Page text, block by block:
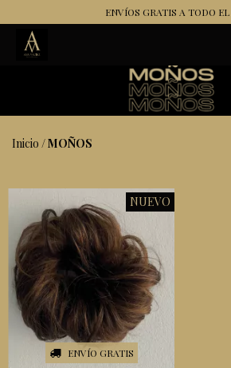
ENVÍOS GRATIS A TODO EL
Inicio /MOÑOS
ENVÍO GRATIS
NUEVO